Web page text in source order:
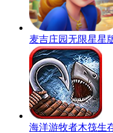
麦吉庄园无限星星
海洋游牧者木筏生